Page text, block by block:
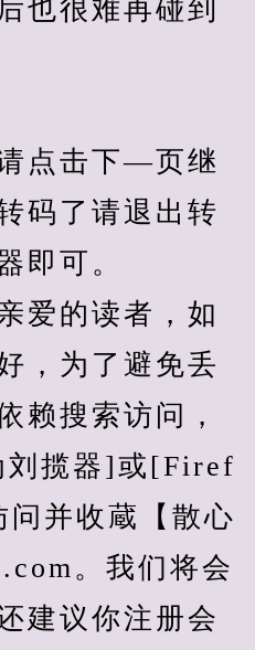
也很难再碰到
击下—页继
码了请退出转
即可。
的读者，如
，为了避免丢
赖搜索访问，
刘揽器]或[Firef
并收蔵【散心
。我们将会
建议你注册会